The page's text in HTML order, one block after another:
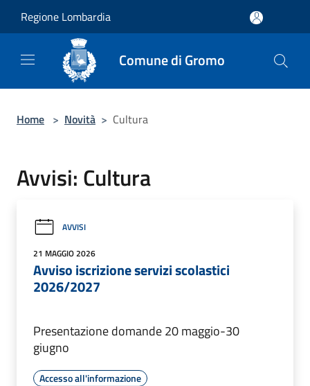
Regione Lombardia
Comune di Gromo
Home > Novità > Cultura
Avvisi: Cultura
AVVISI
21 MAGGIO 2026
Avviso iscrizione servizi scolastici
2026/2027
Presentazione domande 20 maggio-30
giugno
Accesso all'informazione